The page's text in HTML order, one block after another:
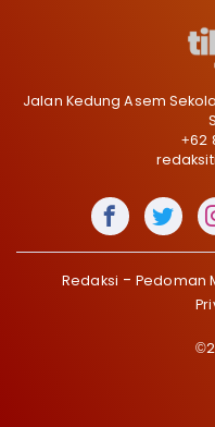
Jalan Kedung Asem
+62
Redaksi Pedoman